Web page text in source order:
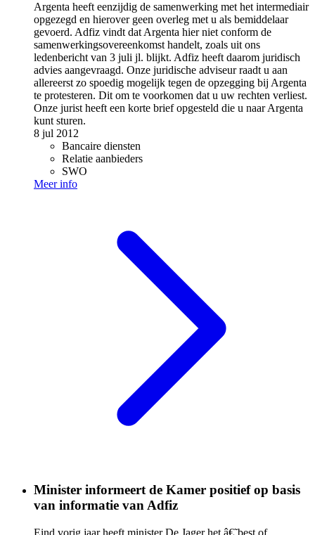
Argenta heeft eenzijdig de samenwerking met het intermediair
opgezegd en hierover geen overleg met u als bemiddelaar
gevoerd. Adfiz vindt dat Argenta hier niet conform de
samenwerkingsovereenkomst handelt, zoals uit ons
ledenbericht van 3 juli jl. blijkt. Adfiz heeft daarom juridisch
advies aangevraagd. Onze juridische adviseur raadt u aan
allereerst zo spoedig mogelijk tegen de opzegging bij Argenta
te protesteren. Dit om te voorkomen dat u uw rechten verliest.
Onze jurist heeft een korte brief opgesteld die u naar Argenta
kunt sturen.
8 jul 2012
Bancaire diensten
Relatie aanbieders
SWO
Meer info
Minister informeert de Kamer positief op basis
van informatie van Adfiz
Eind vorig jaar heeft minister De Jager het â€˜best of